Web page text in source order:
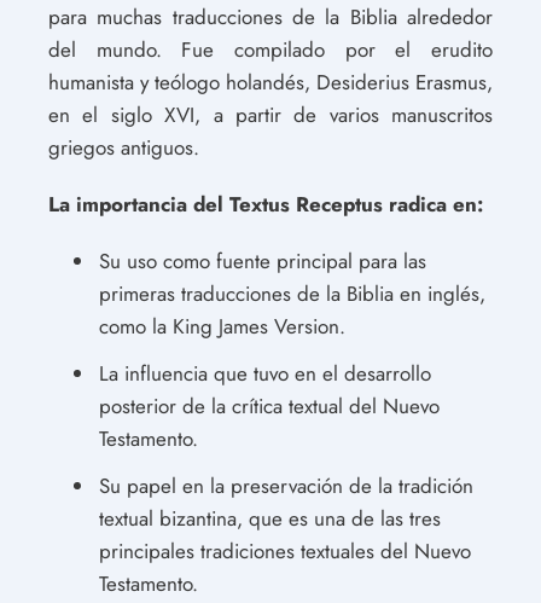
para muchas traducciones de la Biblia alrededor
del mundo. Fue compilado por el erudito
humanista y teólogo holandés, Desiderius Erasmus,
en el siglo XVI, a partir de varios manuscritos
griegos antiguos.
La importancia del Textus Receptus radica en:
Su uso como fuente principal para las
primeras traducciones de la Biblia en inglés,
como la King James Version.
La influencia que tuvo en el desarrollo
posterior de la crítica textual del Nuevo
Testamento.
Su papel en la preservación de la tradición
textual bizantina, que es una de las tres
principales tradiciones textuales del Nuevo
Testamento.